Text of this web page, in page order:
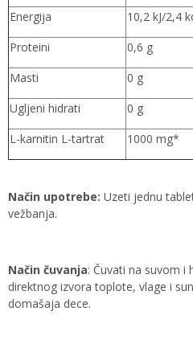
Energija 10,2 kJ/2,4
Proteini
0,6 g
Masti
0 g
Ugljeni hidrati
0 g
L-karnitin L-tartrat
1000 mg*
Način upotrebe: Uzeti jednu
vežbanja.
Način čuvanja: Čuvati na suvom i
direktnog izvora toplote, vlage i
domašaja dece.